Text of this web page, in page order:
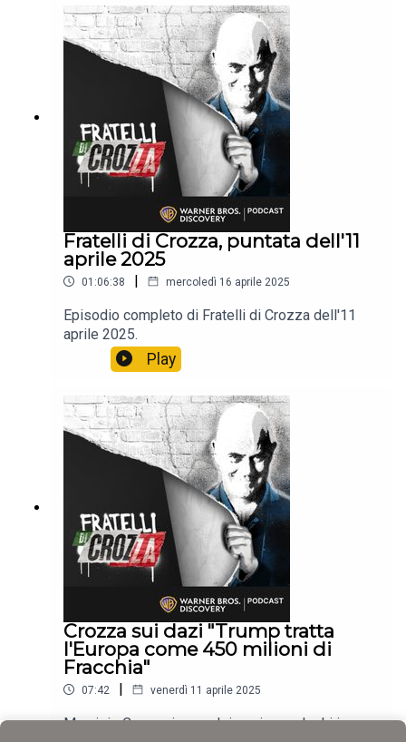
Fratelli di Crozza, puntata dell'11
aprile 2025
01:06:38 | mercoledì 16 aprile 2025
Episodio completo di Fratelli di Crozza dell'11
aprile 2025.
Play
Crozza sui dazi "Trump tratta
l'Europa come 450 milioni di
Fracchia"
07:42 | venerdì 11 aprile 2025
Maurizio Crozza in uno dei suoi monologhi in una